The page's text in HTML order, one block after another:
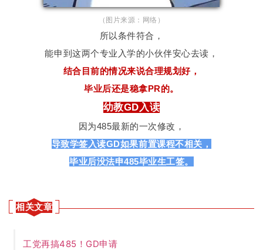
（图片来源：网络）
所以条件符合，
能申到这两个专业入学的小伙伴安心去读，
结合目前的情况来说合理规划好，
毕业后还是稳拿PR的。
幼教GD入读
因为485最新的一次修改，
导致学签入读GD如果前置课程不相关，
毕业后没法申485毕业生工签。
相关文章
工党再搞485！GD申请